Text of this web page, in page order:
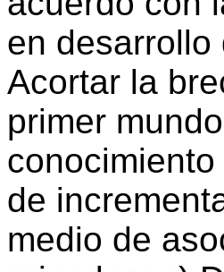
en desarrollo
Acortar la
primer
de
medio de